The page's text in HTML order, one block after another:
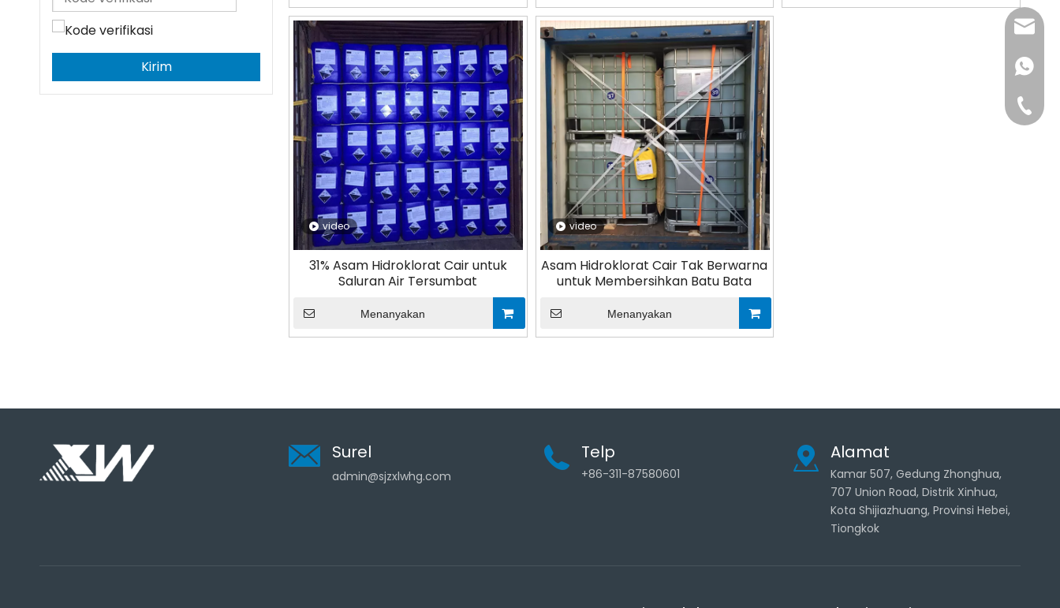
Kirim
video
31% Asam Hidroklorat Cair untuk
Saluran Air Tersumbat
Menanyakan
video
Asam Hidroklorat Cair Tak Berwarna
untuk Membersihkan Batu Bata
Menanyakan
Surel
admin@sjzxlwhg.com
Telp
+86-311-87580601
Alamat
Kamar 507, Gedung Zhonghua,
707 Union Road, Distrik Xinhua,
Kota Shijiazhuang, Provinsi Hebei,
Tiongkok
+86-
+86-